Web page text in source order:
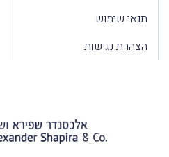
תנאי שימוש
הצהרת נגישות